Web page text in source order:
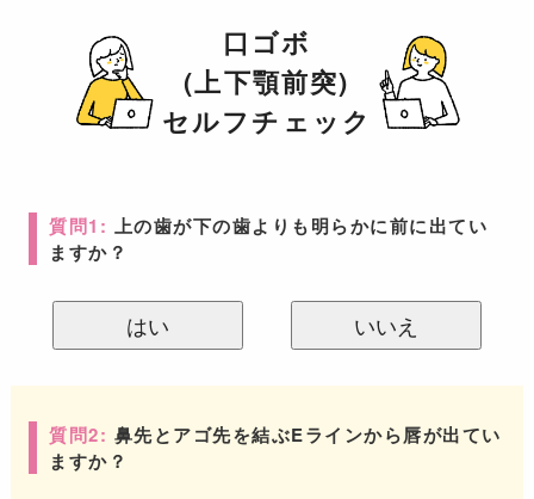
口ゴボ
(上下顎前突)
セルフチェック
質問1: 上の歯が下の歯よりも明らかに前に出てい
ますか？
はい いいえ
質問2: 鼻先とアゴ先を結ぶEラインから唇が出てい
ますか？